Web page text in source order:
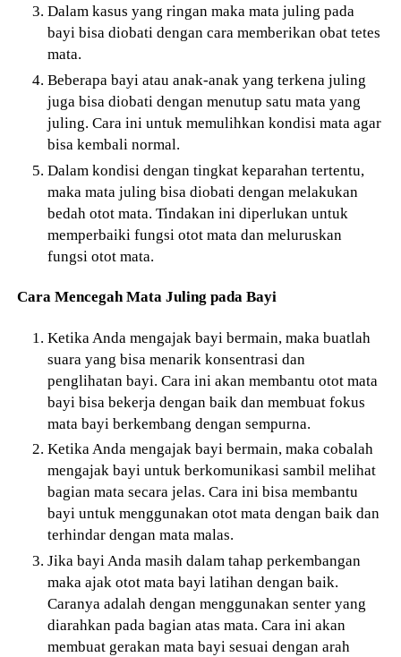
Dalam kasus yang ringan maka mata juling pada
bayi bisa diobati dengan cara memberikan obat tetes
mata.
Beberapa bayi atau anak-anak yang terkena juling
juga bisa diobati dengan menutup satu mata yang
juling. Cara ini untuk memulihkan kondisi mata agar
bisa kembali normal.
Dalam kondisi dengan tingkat keparahan tertentu,
maka mata juling bisa diobati dengan melakukan
bedah otot mata. Tindakan ini diperlukan untuk
memperbaiki fungsi otot mata dan meluruskan
fungsi otot mata.
Cara Mencegah Mata Juling pada Bayi
Ketika Anda mengajak bayi bermain, maka buatlah
suara yang bisa menarik konsentrasi dan
penglihatan bayi. Cara ini akan membantu otot mata
bayi bisa bekerja dengan baik dan membuat fokus
mata bayi berkembang dengan sempurna.
Ketika Anda mengajak bayi bermain, maka cobalah
mengajak bayi untuk berkomunikasi sambil melihat
bagian mata secara jelas. Cara ini bisa membantu
bayi untuk menggunakan otot mata dengan baik dan
terhindar dengan mata malas.
Jika bayi Anda masih dalam tahap perkembangan
maka ajak otot mata bayi latihan dengan baik.
Caranya adalah dengan menggunakan senter yang
diarahkan pada bagian atas mata. Cara ini akan
membuat gerakan mata bayi sesuai dengan arah